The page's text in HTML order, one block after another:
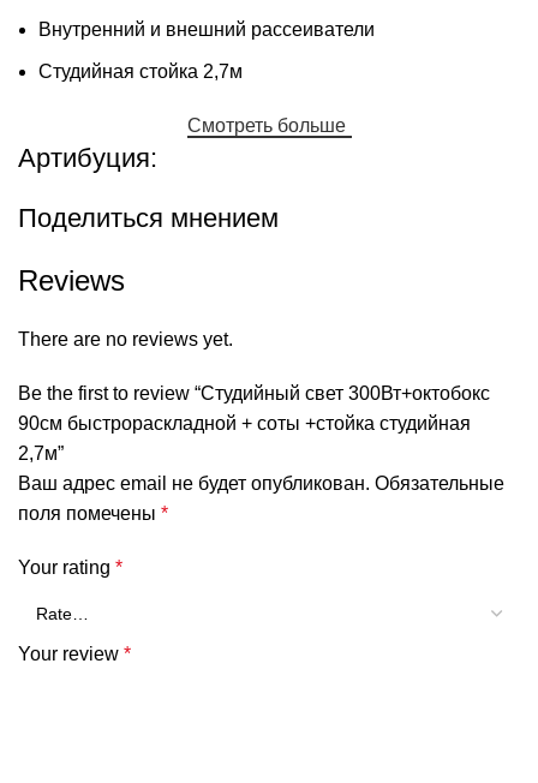
Внутренний и внешний рассеиватели
Студийная стойка 2,7м
Смотреть больше
Артибуция:
Поделиться мнением
Reviews
There are no reviews yet.
Be the first to review “Студийный свет 300Вт+октобокс
90см быстрораскладной + соты +стойка студийная
2,7м”
Ваш адрес email не будет опубликован. Обязательные
поля помечены *
Your rating *
Your review *